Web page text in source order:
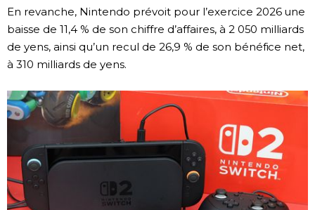
Images
Vidéos
Tokyo
En revanche, Nintendo prévoit pour l’exercice 2026 une
baisse de 11,4 % de son chiffre d’affaires, à 2 050 milliards
de yens, ainsi qu’un recul de 26,9 % de son bénéfice net,
à 310 milliards de yens.